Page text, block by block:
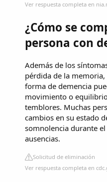
Ver respuesta completa en
¿Cómo se
persona con
Además de los
pérdida de la
forma de demencia
movimiento o
temblores. Muchas
cambios en su estado
somnolencia durante
ausencias.
Solicitud de eliminación
Ver respuesta completa en